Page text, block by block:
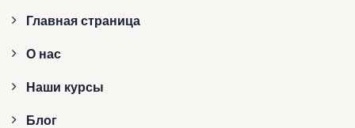
Главная страница
О нас
Наши курсы
Блог